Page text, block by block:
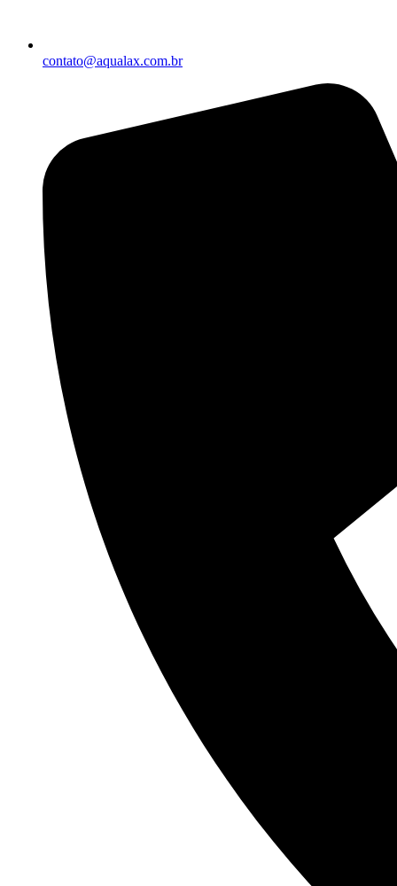
contato@aqualax.com.br